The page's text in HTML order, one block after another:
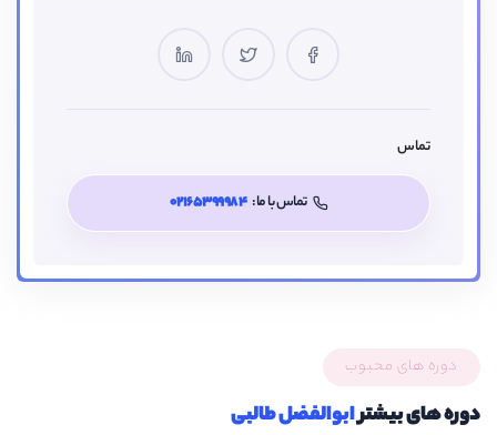
مخاطبین هدف این دوره
علاقه مندان طراحی سایت با جوملا
تماس
تماس با ما: 02165399984
دوره های محبوب
دوره های بیشترابوالفضل طالبی